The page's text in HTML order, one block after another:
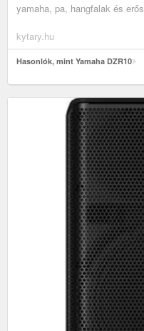
yamaha, pa, hangfalak és
kytary.hu
Hasonlók, mint Yamaha DZR10